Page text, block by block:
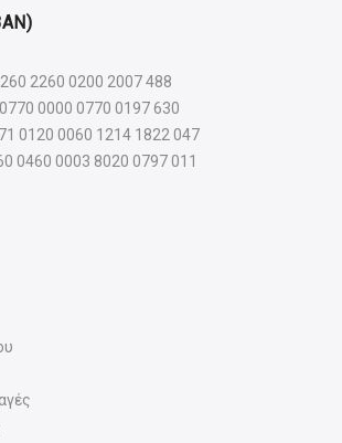
2260 0200 2007 488
0000 0770 0197 630
0120 0060 1214 1822 047
0460 0003 8020 0797 011